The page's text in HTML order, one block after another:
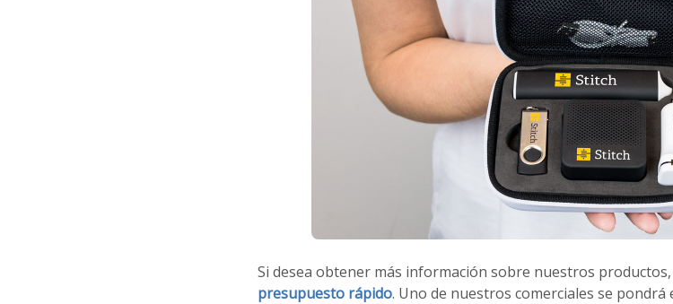
Si desea obtener más información sobre nuestros
presupuesto rápido. Uno de nuestros comerciales se